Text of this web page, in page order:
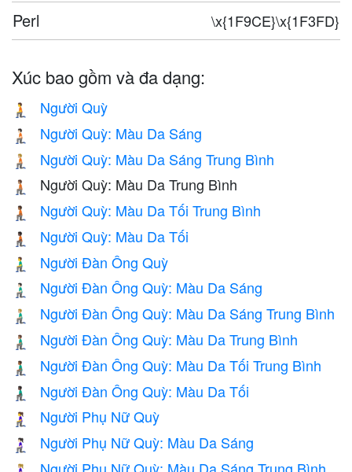
Perl \x{1F9CE}\x{1F3FD}
Xúc bao gồm và đa dạng:
🧎 Người Quỳ
🧎🏻 Người Quỳ: Màu Da Sáng
🧎🏼 Người Quỳ: Màu Da Sáng Trung Bình
🧎🏽 Người Quỳ: Màu Da Trung Bình
🧎🏾 Người Quỳ: Màu Da Tối Trung Bình
🧎🏿 Người Quỳ: Màu Da Tối
🧎‍♂️ Người Đàn Ông Quỳ
🧎🏻‍♂️ Người Đàn Ông Quỳ: Màu Da Sáng
🧎🏼‍♂️ Người Đàn Ông Quỳ: Màu Da Sáng Trung Bình
🧎🏽‍♂️ Người Đàn Ông Quỳ: Màu Da Trung Bình
🧎🏾‍♂️ Người Đàn Ông Quỳ: Màu Da Tối Trung Bình
🧎🏿‍♂️ Người Đàn Ông Quỳ: Màu Da Tối
🧎‍♀️ Người Phụ Nữ Quỳ
🧎🏻‍♀️ Người Phụ Nữ Quỳ: Màu Da Sáng